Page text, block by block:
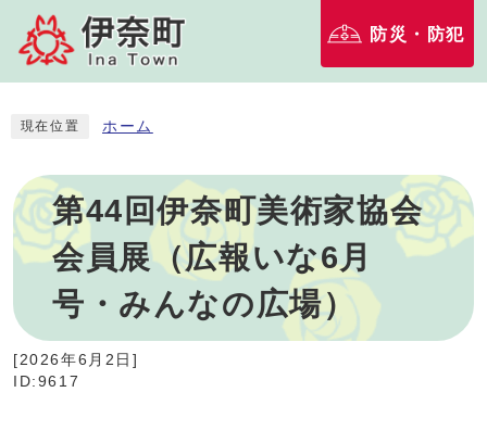
防災・防犯
現在位置 ホーム
第44回伊奈町美術家協会
会員展（広報いな6月
号・みんなの広場）
[2026年6月2日]
ID:9617